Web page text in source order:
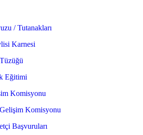
/ Tutanakları
Karnesi
Eğitimi
Komisyonu
Komisyonu
Başvuruları